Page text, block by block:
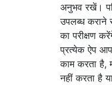
अनुभव रखें।
उपलब्ध कराने
का परीक्षण
प्रत्येक ऐप
काम करता है,
नहीं करता है